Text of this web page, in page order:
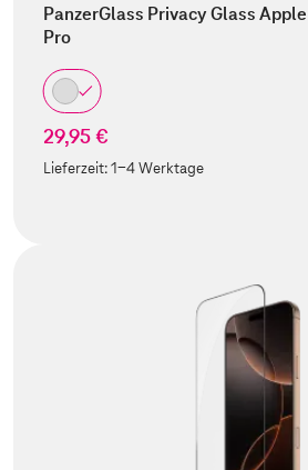
PanzerGlass Privacy Glass Apple
Pro
29,95 €
Lieferzeit:1-4 Werktage